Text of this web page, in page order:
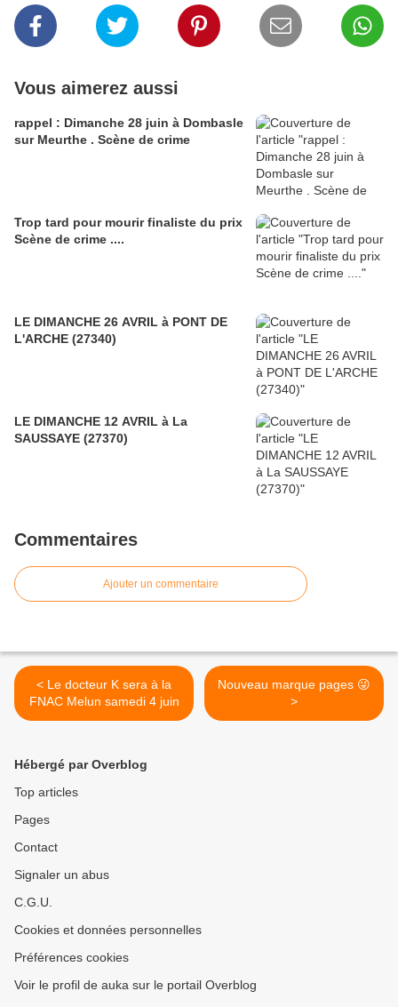
Vous aimerez aussi
rappel : Dimanche 28 juin à Dombasle
sur Meurthe . Scène de crime
Trop tard pour mourir finaliste du prix
Scène de crime ....
LE DIMANCHE 26 AVRIL à PONT DE
L'ARCHE (27340)
LE DIMANCHE 12 AVRIL à La
SAUSSAYE (27370)
Commentaires
Ajouter un commentaire
< Le docteur K sera à la
FNAC Melun samedi 4 juin
Nouveau marque pages 😜
>
Hébergé par Overblog
Top articles
Pages
Contact
Signaler un abus
C.G.U.
Cookies et données personnelles
Préférences cookies
Voir le profil de auka sur le portail Overblog